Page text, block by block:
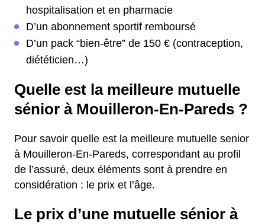
hospitalisation et en pharmacie
D’un abonnement sportif remboursé
D’un pack “bien-être” de 150 € (contraception,
diététicien…)
Quelle est la meilleure mutuelle
sénior à Mouilleron-En-Pareds ?
Pour savoir quelle est la meilleure mutuelle senior
à Mouilleron-En-Pareds, correspondant au profil
de l’assuré, deux éléments sont à prendre en
considération : le prix et l’âge.
Le prix d’une mutuelle sénior à